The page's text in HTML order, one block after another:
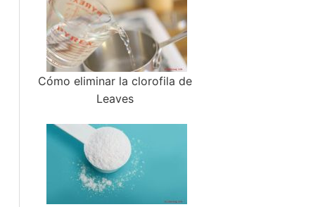
Cómo eliminar la clorofila de
Leaves